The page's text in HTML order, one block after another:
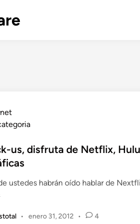
us, disfruta de Netflix,
ustedes habrán oído hablar de
• enero 31, 2012 • 4